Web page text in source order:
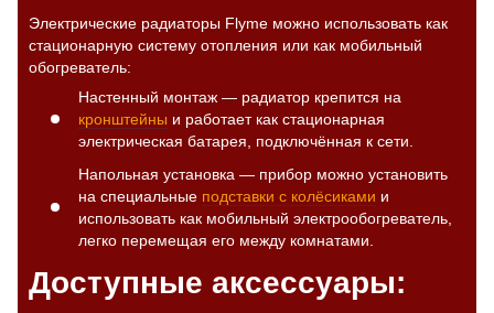
Электрические радиаторы Flyme можно использовать как
стационарную систему отопления или как мобильный
обогреватель:
Настенный монтаж — радиатор крепится на
кронштейны и работает как стационарная
электрическая батарея, подключённая к сети.
Напольная установка — прибор можно установить
на специальные подставки с колёсиками и
использовать как мобильный электрообогреватель,
легко перемещая его между комнатами.
Доступные аксессуары: